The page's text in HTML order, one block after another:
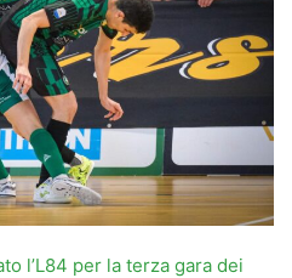
l’L84 per la terza gara dei